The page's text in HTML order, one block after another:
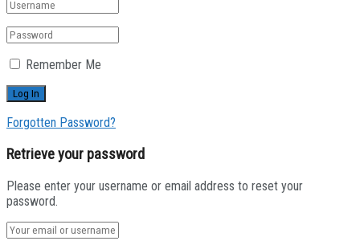
Remember Me
Forgotten Password?
Retrieve your password
Please enter your username or email address to reset your
password.